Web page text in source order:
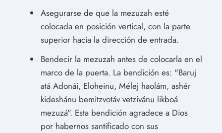
Asegurarse de que la mezuzah esté
colocada en posición vertical, con la parte
superior hacia la dirección de entrada.
Bendecir la mezuzah antes de colocarla en el
marco de la puerta. La bendición es: "Baruj
atá Adonái, Eloheinu, Mélej haolám, ashér
kideshánu bemitzvotáv vetzivánu likboá
mezuzá". Esta bendición agradece a Dios
por habernos santificado con sus